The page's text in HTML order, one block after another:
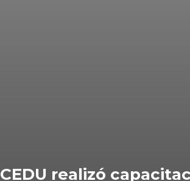
CEDU realizó